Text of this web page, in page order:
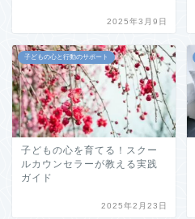
2025年3月9日
子どもの心と行動のサポート
子どもの心を育てる！スクー
ルカウンセラーが教える実践
ガイド
2025年2月23日